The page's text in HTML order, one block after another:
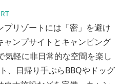
リゾートには「密」を避け
ンプサイトとキャンピング
気軽に非日常的な空間を楽し
、日帰り手ぶらBBQやドッグ